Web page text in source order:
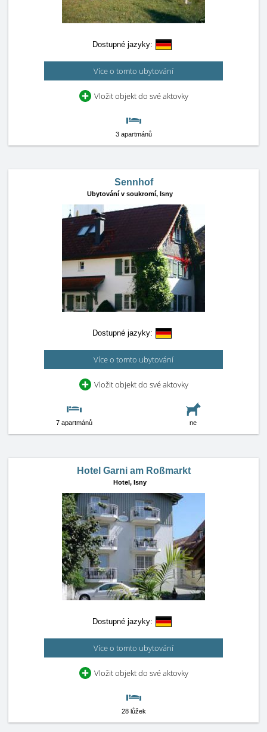
Dostupné jazyky:
Více o tomto ubytování
Vložit objekt do své aktovky
3 apartmánů
Sennhof
Ubytování v soukromí, Isny
Dostupné jazyky:
Více o tomto ubytování
Vložit objekt do své aktovky
7 apartmánů ne
Hotel Garni am Roßmarkt
Hotel, Isny
Dostupné jazyky:
Více o tomto ubytování
Vložit objekt do své aktovky
28 lůžek